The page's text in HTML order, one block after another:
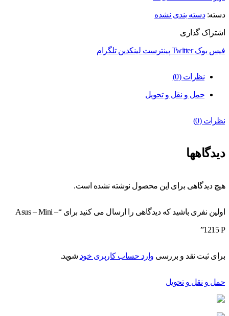
دسته:دسته بندی نشده
اشتراک گذاری
فیس بوک Twitter پینترست لینکدین تلگرام
نظرات (0)
حمل و نقل و تحویل
نظرات (0)
دیدگاهها
هیچ دیدگاهی برای این محصول نوشته نشده است.
اولین نفری باشید که دیدگاهی را ارسال می کنید برای “Asus – Mini –
1215 P”
برای ثبت نقد و بررسی وارد حساب کاربری خود شوید.
حمل و نقل و تحویل